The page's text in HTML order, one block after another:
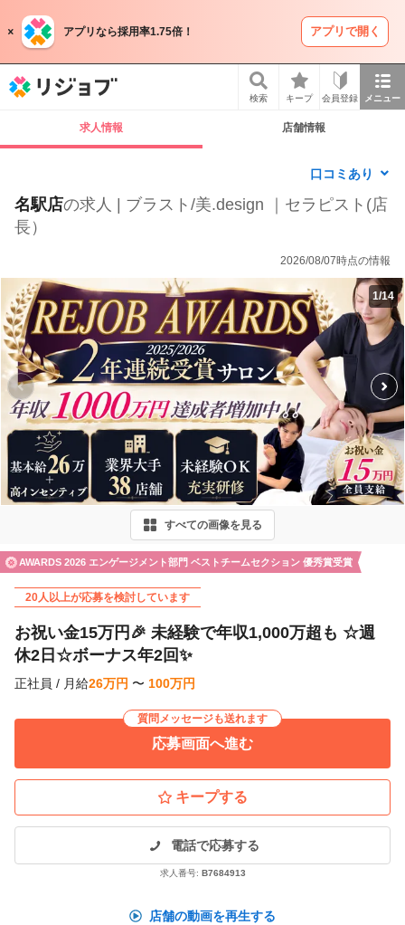
アプリなら採用率1.75倍！ アプリで開く
検索 キープ 会員登録 メニュー
求人情報 店舗情報
口コミあり
名駅店の求人 | ブラスト/美.design ｜セラピスト(店
長）
2026/08/07時点の情報
1/14
すべての画像を見る
AWARDS 2026 エンゲージメント部門 ベストチームセクション 優秀賞受賞
20人以上が応募を検討しています
お祝い金15万円🎉 未経験で年収1,000万超も ☆週
休2日☆ボーナス年2回✨
正社員 / 月給26万円 〜 100万円
質問メッセージも送れます
応募画面へ進む
キープする
電話で応募する
求人番号: B7684913
店舗の動画を再生する